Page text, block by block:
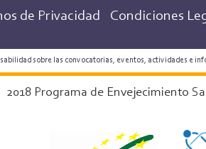
de Privacidad Condiciones
sobre las convocatorias, eventos, actividades e
2018 Programa de Envejecimiento